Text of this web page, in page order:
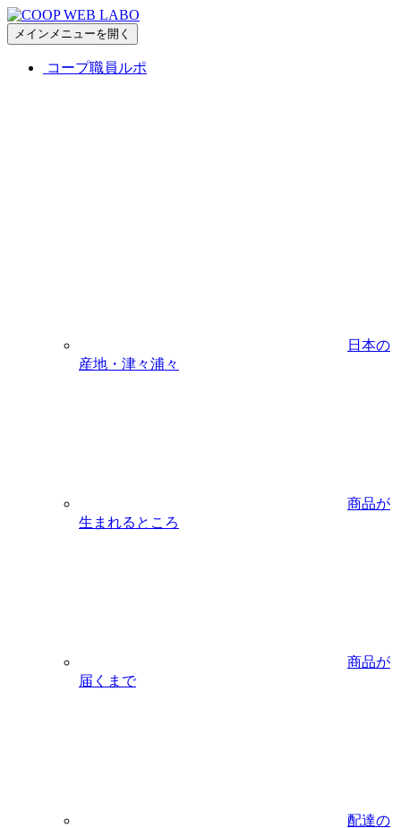
メインメニューを開く
コープ職員ルポ
日本の
産地・津々浦々
商品が
生まれるところ
商品が
届くまで
配達の